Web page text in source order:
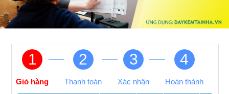
1
Giỏ hàng
2
Thanh toán
3
Xác nhận
4
Hoàn thành